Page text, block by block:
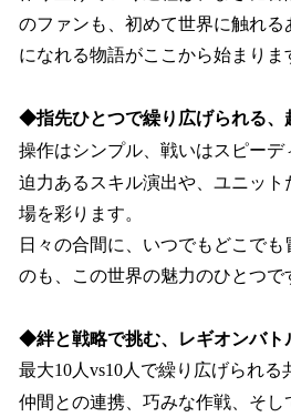
のファンも、初めて世界に触れる
になれる物語がここから始まりま
◆指先ひとつで繰り広げられる、
操作はシンプル、戦いはスピーデ
迫力あるスキル演出や、ユニッ
場を彩ります。
日々の合間に、いつでもどこで
のも、この世界の魅力のひとつで
◆絆と戦略で挑む、レギオンバト
最大10人vs10人で繰り広げられる
仲間との連携、巧みな作戦、そし